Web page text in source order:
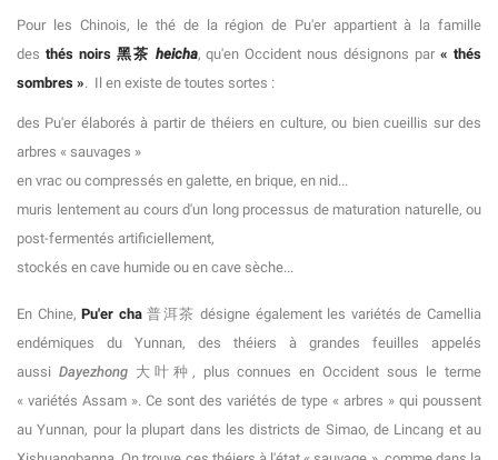
Pour les Chinois, le thé de la région de Pu'er appartient à la famille
des thés noirs 黑茶 heicha, qu'en Occident nous désignons par« thés
sombres ». Il en existe de toutes sortes :
des Pu'er élaborés à partir de théiers en culture, ou bien cueillis sur des
arbres « sauvages »
en vrac ou compressés en galette, en brique, en nid...
muris lentement au cours d'un long processus de maturation naturelle, ou
post-fermentés artificiellement,
stockés en cave humide ou en cave sèche...
En Chine, Pu'er cha普洱茶 désigne également les variétés de Camellia
endémiques du Yunnan, des théiers à grandes feuilles appelés
aussi Dayezhong大叶种, plus connues en Occident sous le terme
« variétés Assam ». Ce sont des variétés de type « arbres » qui poussent
au Yunnan, pour la plupart dans les districts de Simao, de Lincang et au